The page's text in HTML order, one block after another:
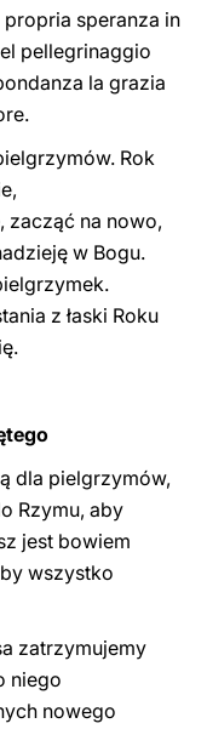
speranza in
pellegrinaggio
la grazia
Rok
zacząć na nowo,
w Bogu.
z łaski Roku
dla pielgrzymów,
Rzymu, aby
jest bowiem
wszystko
zatrzymujemy
niego
nowego